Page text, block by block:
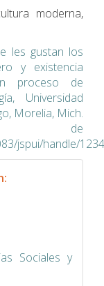
moderna,
les gustan los
y existencia
proceso de
Universidad
Morelia, Mich.
de
jspui/handle/
Sociales y